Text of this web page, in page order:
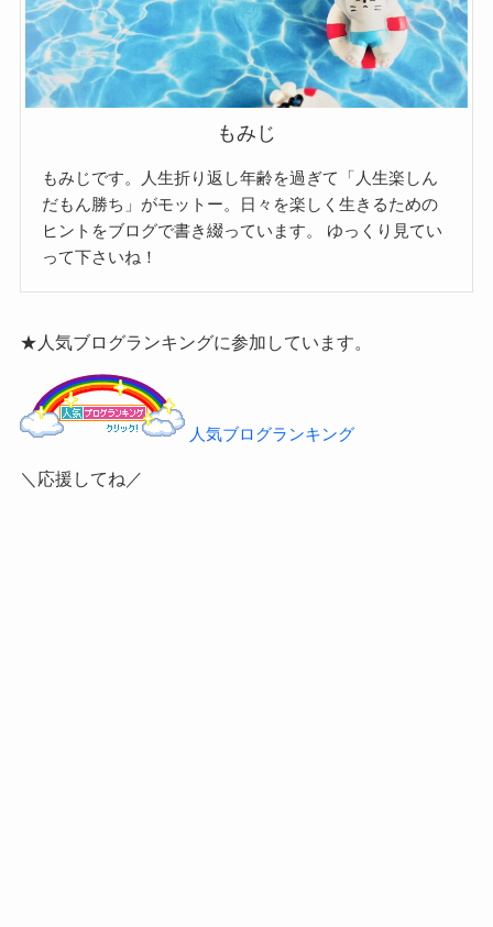
もみじ
もみじです。人生折り返し年齢を過ぎて「人生楽しん
だもん勝ち」がモットー。日々を楽しく生きるための
ヒントをブログで書き綴っています。
ゆっくり見てい
って下さいね！
★人気ブログランキングに参加しています。
人気ブログランキング
＼応援してね／